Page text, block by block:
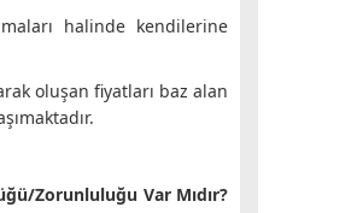
halinde kendilerine
oluşan fiyatları baz alan
Zorunluluğu Var Mıdır?